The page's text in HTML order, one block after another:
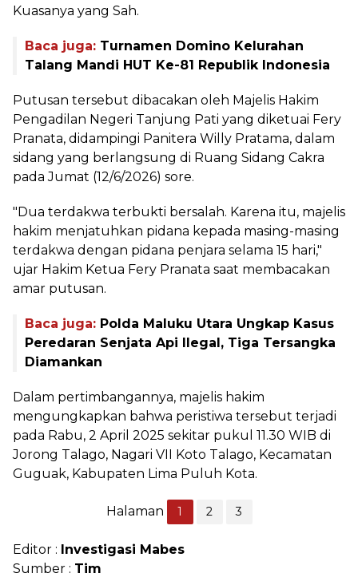
Kuasanya yang Sah.
Baca juga: Turnamen Domino Kelurahan
Talang Mandi HUT Ke-81 Republik Indonesia
Putusan tersebut dibacakan oleh Majelis Hakim
Pengadilan Negeri Tanjung Pati yang diketuai Fery
Pranata, didampingi Panitera Willy Pratama, dalam
sidang yang berlangsung di Ruang Sidang Cakra
pada Jumat (12/6/2026) sore.
"Dua terdakwa terbukti bersalah. Karena itu, majelis
hakim menjatuhkan pidana kepada masing-masing
terdakwa dengan pidana penjara selama 15 hari,"
ujar Hakim Ketua Fery Pranata saat membacakan
amar putusan.
Baca juga: Polda Maluku Utara Ungkap Kasus
Peredaran Senjata Api Ilegal, Tiga Tersangka
Diamankan
Dalam pertimbangannya, majelis hakim
mengungkapkan bahwa peristiwa tersebut terjadi
pada Rabu, 2 April 2025 sekitar pukul 11.30 WIB di
Jorong Talago, Nagari VII Koto Talago, Kecamatan
Guguak, Kabupaten Lima Puluh Kota.
Halaman 1 2 3
Editor : Investigasi Mabes
Sumber : Tim